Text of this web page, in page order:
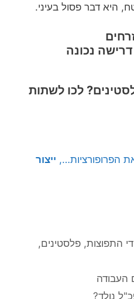
היא דבר פסול בעיני.
נכונה
לכו לשתות
הפרופורציות…, ייצור
התפוצות,פלסטינים,
העבודה
נולד?